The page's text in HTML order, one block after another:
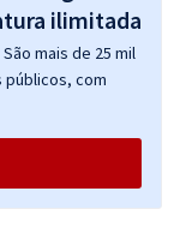
mais de 25 mil
públicos, com